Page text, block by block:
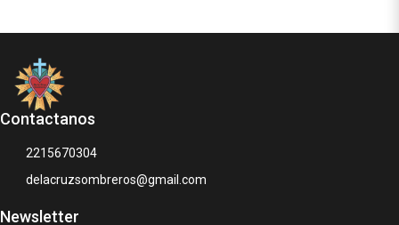
Contactanos
2215670304
delacruzsombreros@gmail.com
Newsletter